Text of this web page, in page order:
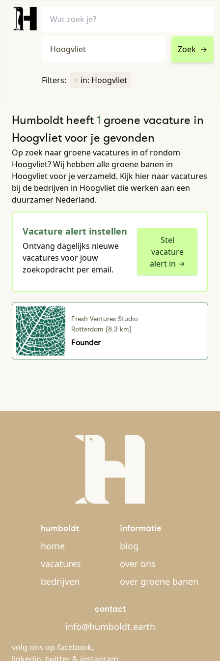
Zoek →
Filters: × in: Hoogvliet
Humboldt heeft1 groene vacature in
Hoogvliet voor je gevonden
Op zoek naar groene vacatures in of rondom
Hoogvliet? Wij hebben alle groene banen in
Hoogvliet voor je verzameld. Kijk hier naar vacatures
bij de bedrijven in Hoogvliet die werken aan een
duurzamer Nederland.
Vacature alert instellen
Ontvang dagelijks nieuwe
vacatures voor jouw
zoekopdracht per email.
Stel
vacature
alert in →
Fresh Ventures Studio
Rotterdam (8.3 km)
Founder
humboldt
home
vacatures
bedrijven
informatie
blog
over ons
over groene banen
contact
info@humboldt.earth
volg ons op facebook,